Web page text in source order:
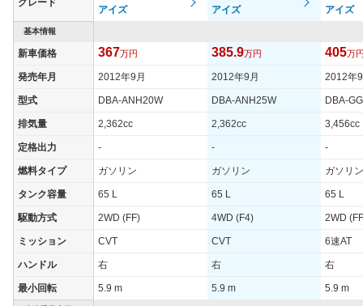
タイヤサイズ
(前)
215/60R17 96H 215/65R16 98H
タイヤサイズ
(後)
215/60R17 96H 215/65R16 98H
燃費
WLTCモード - -
WLTCモード(市
街地)
WLTCモード(郊
- -
速道路)
- -
JC08モード 9.2km/L 8.9km/L
1015モード - -
60km定地 - -
グレード
アイズ
アイズ
アイズ
基本情報
新車価格 367万円 385.9万円 405万
発売年月 2012年9月 2012年9月 2012年
型式 DBA-ANH20W DBA-ANH25W DBA-
排気量 2,362cc 2,362cc 3,456cc
定格出力 - - -
燃料タイプ ガソリン ガソリン ガソリン
タンク容量 65 L 65 L 65 L
駆動方式 2WD (FF) 4WD (F4) 2WD
ミッション CVT CVT 6速AT
ハンドル 右 右 右
最小回転 5.9 m 5.9 m 5.9 m